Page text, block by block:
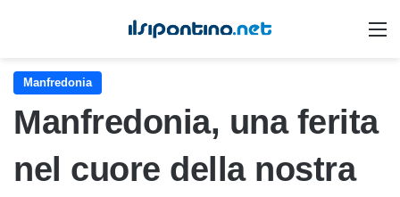
Manfredonia
Manfredonia, una ferita
nel cuore della nostra